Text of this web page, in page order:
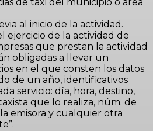
de taxi del municipio o área
al inicio de la actividad.
ejercicio de la actividad de
que prestan la actividad
obligadas a llevar un
en el que consten los datos
de un año, identificativos
servicio: día, hora, destino,
que lo realiza, núm. de
emisora y cualquier otra